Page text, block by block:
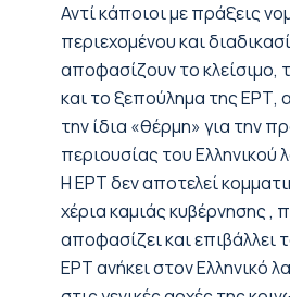
Αντί κάποιοι με πράξεις
περιεχομένου και
αποφασίζουν το κλείσιμο,
και το ξεπούλημα της ΕΡΤ,
την ίδια «θέρμη» για την
περιουσίας του Ελληνικού
Η ΕΡΤ δεν αποτελεί
χέρια καμιάς κυβέρνησης ,
αποφασίζει και επιβάλλει
ΕΡΤ ανήκει στον Ελληνικό